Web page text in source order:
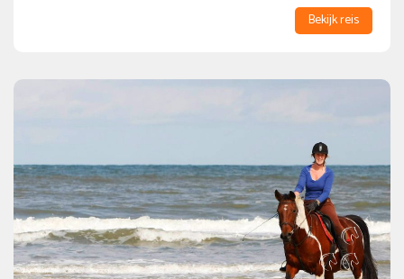
Bekijk reis